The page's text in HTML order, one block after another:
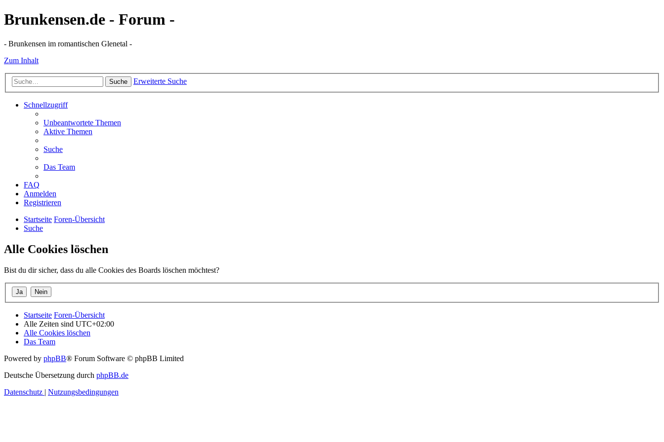
Brunkensen.de - Forum -
- Brunkensen im romantischen Glenetal -
Zum Inhalt
Suche Erweiterte Suche
Schnellzugriff
Unbeantwortete Themen
Aktive Themen
Suche
Das Team
FAQ
Anmelden
Registrieren
Startseite Foren-Übersicht
Suche
Alle Cookies löschen
Bist du dir sicher, dass du alle Cookies des Boards löschen möchtest?
Startseite Foren-Übersicht
Alle Zeiten sind UTC+02:00
Alle Cookies löschen
Das Team
Powered by phpBB® Forum Software © phpBB Limited
Deutsche Übersetzung durch phpBB.de
Datenschutz | Nutzungsbedingungen